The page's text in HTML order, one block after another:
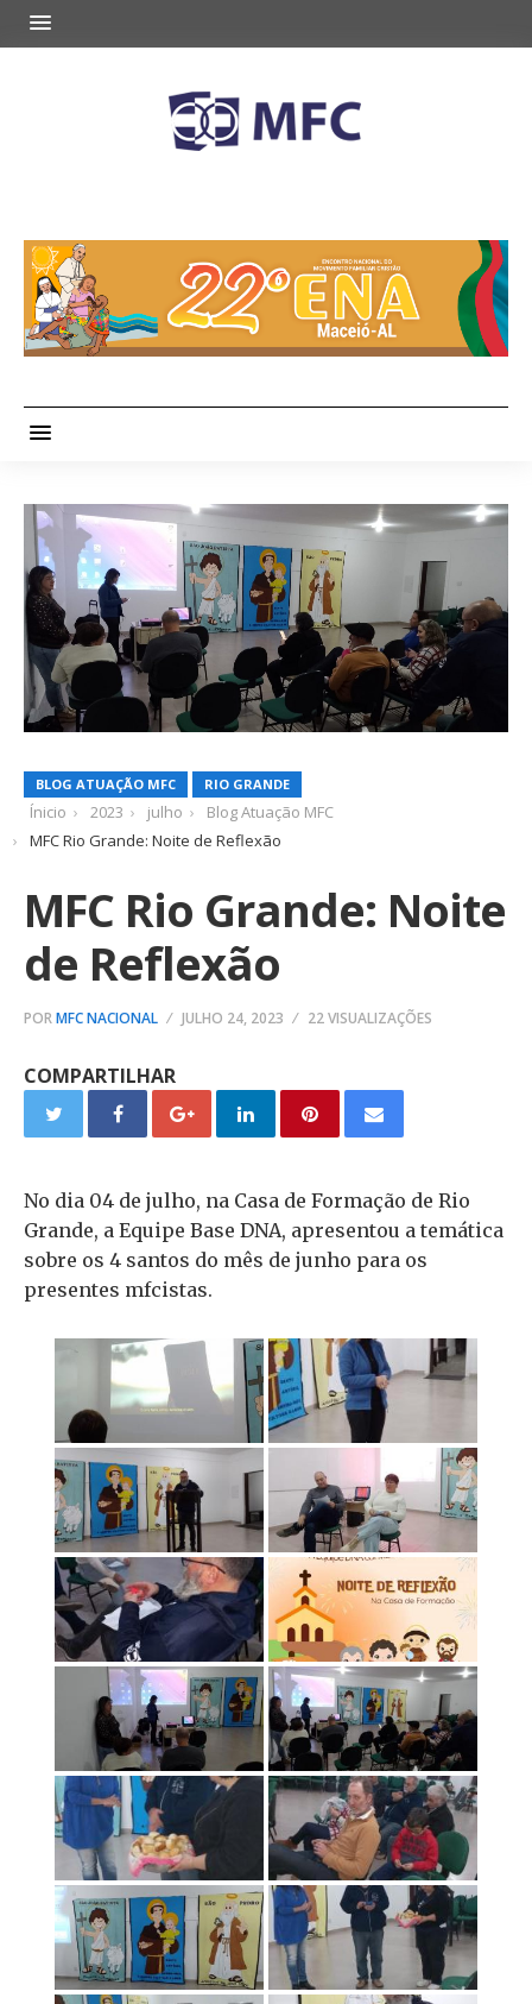
BLOG ATUAÇÃO MFC RIO GRANDE
Ínicio 2023 julho
Blog Atuação MFC
MFC Rio Grande: Noite de Reflexão
MFC Rio Grande: Noite
de Reflexão
PORMFC NACIONAL JULHO 24, 2023 22 VISUALIZAÇÕES
COMPARTILHAR
No dia 04 de julho, na Casa de Formação de Rio
Grande, a Equipe Base DNA, apresentou a temática
sobre os 4 santos do mês de junho para os
presentes mfcistas.